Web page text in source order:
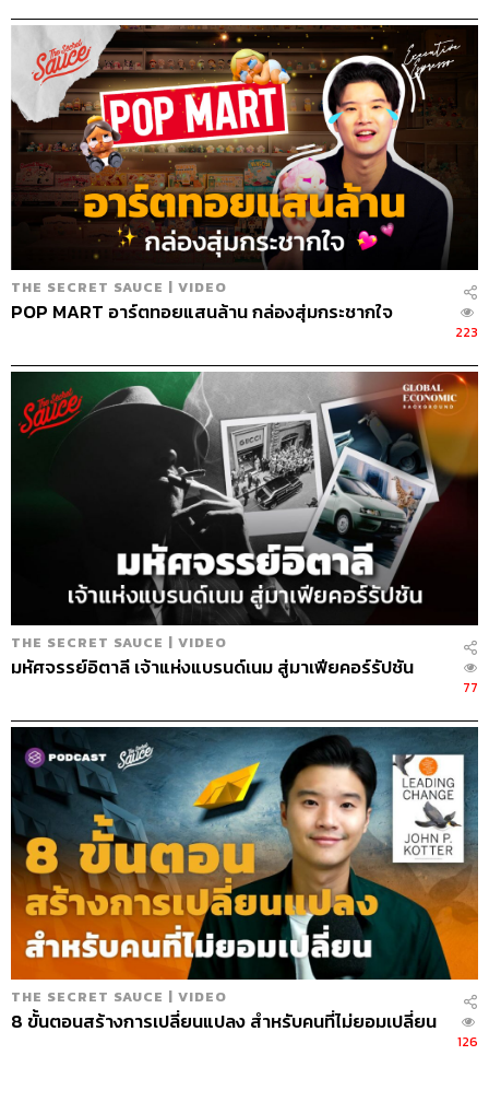
THE SECRET SAUCE | VIDEO
POP MART อาร์ตทอยแสนล้าน กล่องสุ่มกระชากใจ
223
THE SECRET SAUCE | VIDEO
มหัศจรรย์อิตาลี เจ้าแห่งแบรนด์เนม สู่มาเฟียคอร์รัปชัน
77
THE SECRET SAUCE | VIDEO
8 ขั้นตอนสร้างการเปลี่ยนแปลง สำหรับคนที่ไม่ยอมเปลี่ยน
126